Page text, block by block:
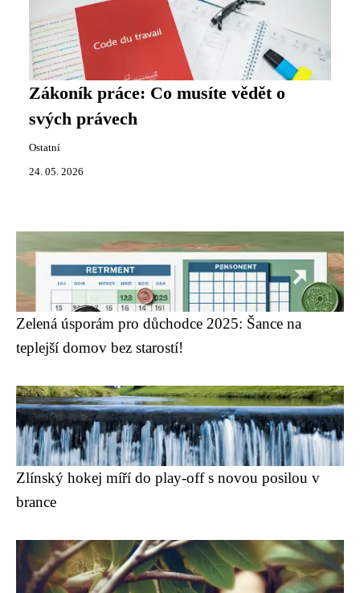
Zákoník práce: Co musíte vědět o
svých právech
Ostatní
24. 05. 2026
Zelená úsporám pro důchodce 2025: Šance na
teplejší domov bez starostí!
Zlínský hokej míří do play-off s novou posilou v
brance